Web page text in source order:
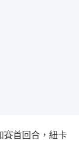
賽首回合，紐卡